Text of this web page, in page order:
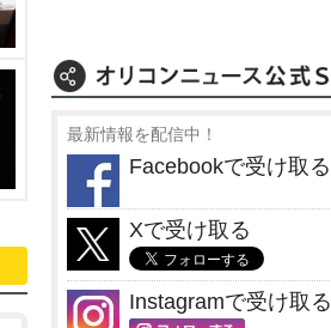
最新情報を配信中！
Facebookで受け取る
Xで受け取る
Instagramで受け取る